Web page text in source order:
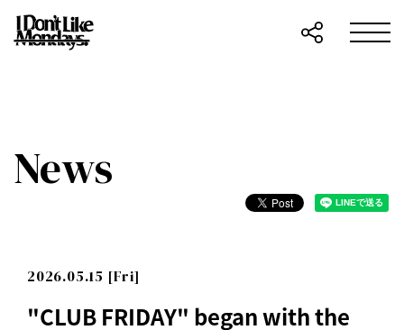
News
2026.05.15 [Fri]
"CLUB FRIDAY" began with the